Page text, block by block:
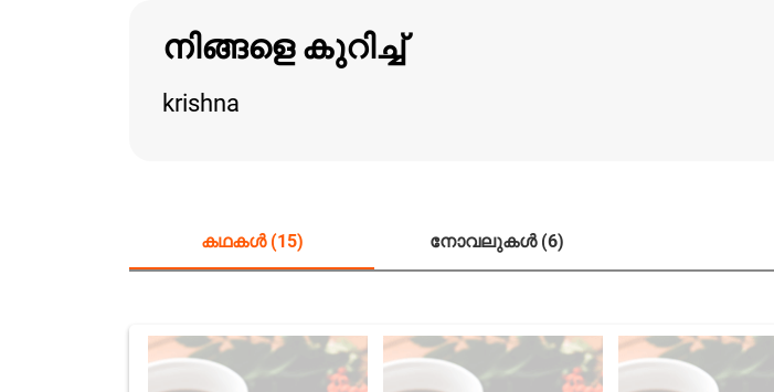
നിങ്ങളെ കുറിച്ച്
krishna
കഥകൾ (15) നോവലുകൾ (6)